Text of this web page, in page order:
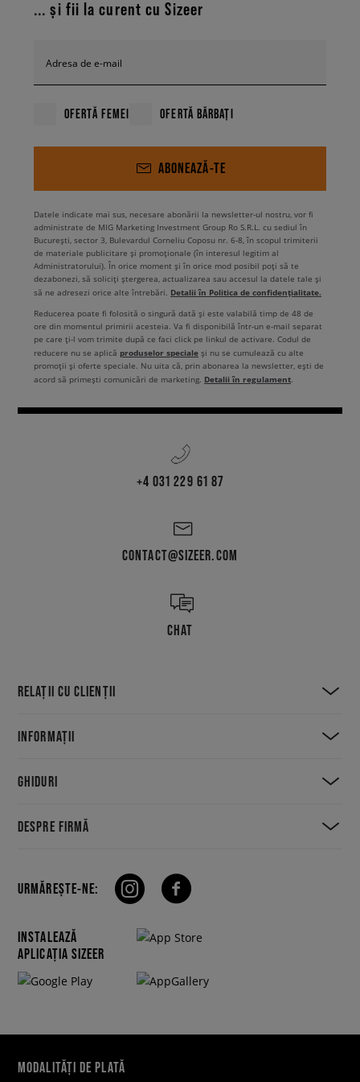
tricou oversize, lung. In versiunea y2k, aceasta arata foarte bine cu blugii
Adauga un hanorac, o vesta sau un longsleeve cu logo – si lookul este
gata. Nu-ti fie teama sa creezi propriile tinute – acesti sneakersi
reprezinta o baza perfecta pentru experimente. In ceea ce priveste stilul,
capata un caracter street si un strop de nostalgie.
... și fii la curent cu Sizeer
Adresa de e-mail
OFERTĂ FEMEI OFERTĂ BĂRBAȚI
ABONEAZĂ-TE
Datele indicate mai sus, necesare abonării la newsletter-ul nostru, vor fi
administrate de MIG Marketing Investment Group Ro S.R.L. cu sediul în
București, sector 3, Bulevardul Corneliu Coposu nr. 6-8, în scopul trimiterii
de materiale publicitare și promoționale (în interesul legitim al
Administratorului). În orice moment și în orice mod posibil poți să te
dezabonezi, să soliciți ștergerea, actualizarea sau accesul la datele tale și
să ne adresezi orice alte întrebări. Detalii în Politica de confidențialitate.
Reducerea poate fi folosită o singură dată și este valabilă timp de 48 de
ore din momentul primirii acesteia. Va fi disponibilă într-un e-mail separat
pe care ți-l vom trimite după ce faci click pe linkul de activare. Codul de
reducere nu se aplică produselor speciale și nu se cumulează cu alte
promoții și oferte speciale. Nu uita că, prin abonarea la newsletter, ești de
acord să primești comunicări de marketing. Detalii în regulament
+4 031 229 61 87
CONTACT@SIZEER.COM
CHAT
RELAȚII CU CLIENȚII
INFORMAȚII
GHIDURI
DESPRE FIRMĂ
URMĂREȘTE-NE:
INSTALEAZĂ
APLICAȚIA SIZEER
MODALITĂȚI DE PLATĂ